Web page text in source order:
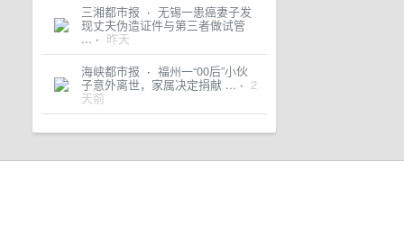
三湘都市报 · 无锡一患癌妻子发
现丈夫伪造证件与第三者做试管
... · 昨天
海峡都市报 · 福州一“00后”小伙
子意外离世，家属决定捐献 ... · 2
天前